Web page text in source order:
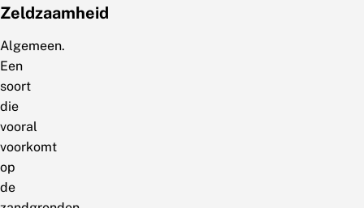
Zeldzaamheid
Algemeen.
Een
soort
die
vooral
voorkomt
op
de